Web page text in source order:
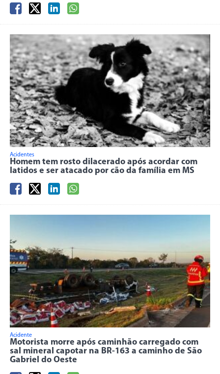
Acidentes
Homem tem rosto dilacerado após acordar com
latidos e ser atacado por cão da família em MS
Acidente
Motorista morre após caminhão carregado com
sal mineral capotar na BR-163 a caminho de São
Gabriel do Oeste